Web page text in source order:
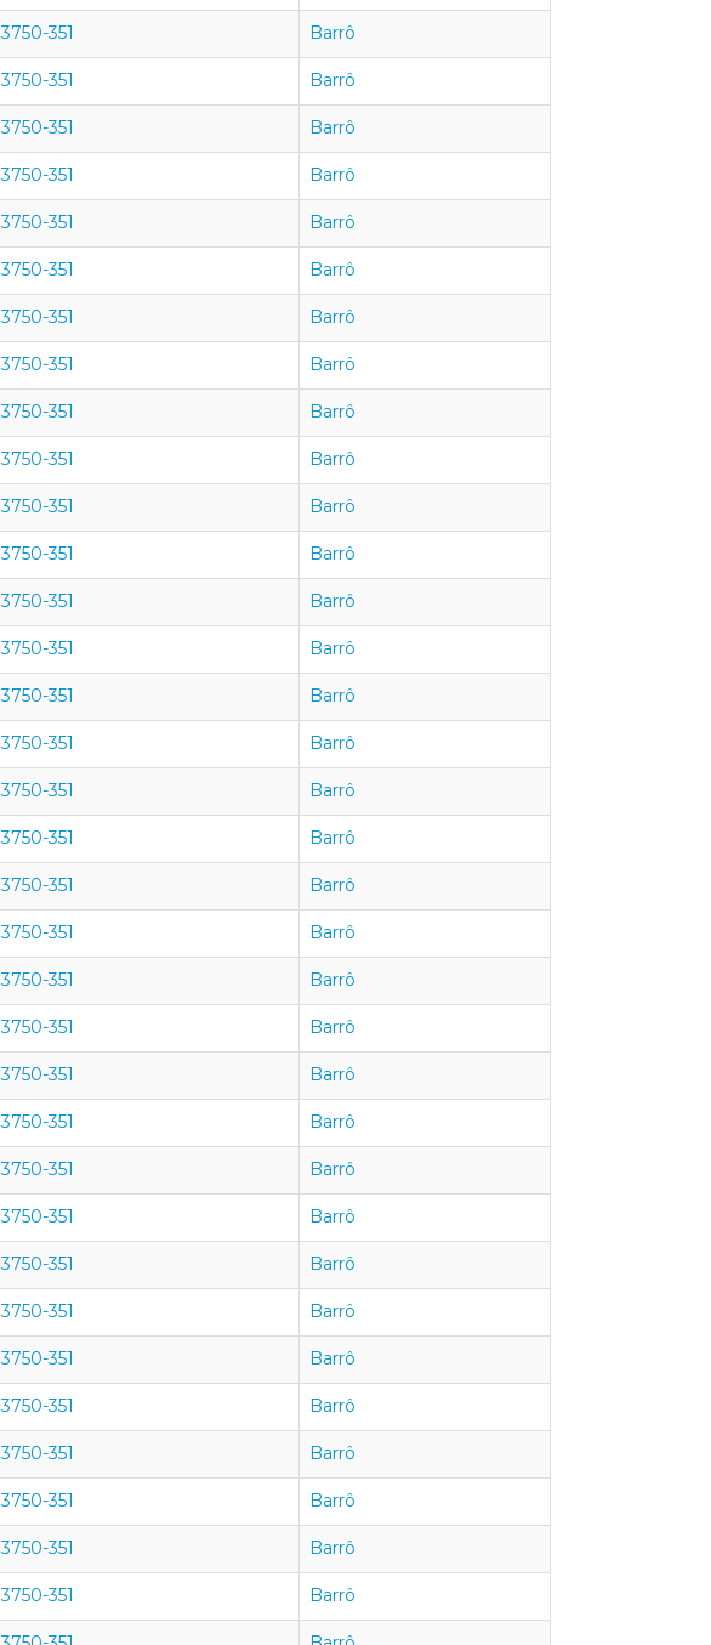
3750-351 Barrô
3750-351 Barrô
3750-351 Barrô
3750-351 Barrô
3750-351 Barrô
3750-351 Barrô
3750-351 Barrô
3750-351 Barrô
3750-351 Barrô
3750-351 Barrô
3750-351 Barrô
3750-351 Barrô
3750-351 Barrô
3750-351 Barrô
3750-351 Barrô
3750-351 Barrô
3750-351 Barrô
3750-351 Barrô
3750-351 Barrô
3750-351 Barrô
3750-351 Barrô
3750-351 Barrô
3750-351 Barrô
3750-351 Barrô
3750-351 Barrô
3750-351 Barrô
3750-351 Barrô
3750-351 Barrô
3750-351 Barrô
3750-351 Barrô
3750-351 Barrô
3750-351 Barrô
3750-351 Barrô
3750-351 Barrô